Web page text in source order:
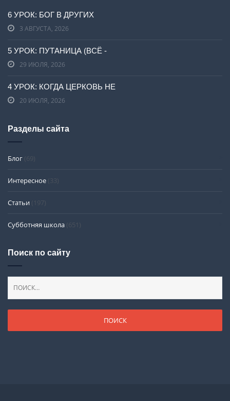
6 УРОК: БОГ В ДРУГИХ
3 АВГУСТА, 2026
5 УРОК: ПУТАНИЦА (ВСЁ -
29 ИЮЛЯ, 2026
4 УРОК: КОГДА ЦЕРКОВЬ НЕ
20 ИЮЛЯ, 2026
Разделы сайта
Блог (69)
Интересное (33)
Статьи (197)
Субботняя школа (651)
Поиск по сайту